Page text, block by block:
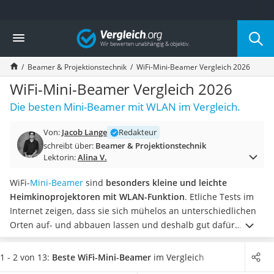
Die beliebtesten Vergleiche nach Kategorie
Elektronik
Powerstation
Monitor 32 Zoll 4K
Fernseher
Drucker
Desktop-PC
Diascanner
Laser-Multifunktionsdrucker
Powerstation mit Solarpanel
Gaming-PC
Soundbar
17-Zoll-Laptop
Satellitenschüssel
Gaming-Headset
Vergleich
Beamer & Projektionstechnik WiFi-Mini-Beamer Vergleich 2026
WiFi-Mini-Beamer Vergleich 2026
Die besten Mini-Beamer mit WLAN im Vergleich.
Von: Jacob Lange
Redakteur
schreibt über: Beamer & Projektionstechnik
Lektorin:Alina V.
WiFi-Mini-Beamer sind besonders kleine und leichte
Heimkinoprojektoren mit WLAN-Funktion. Etliche Tests im
Internet zeigen, dass sie sich mühelos an unterschiedlichen
Orten auf- und abbauen lassen und deshalb gut dafür
geeignet sind, unkompliziertFotos oder Videos vom
Smartphone auf die Leinwand zu werfen.Möchten Sie
1 - 2 von 13: Beste WiFi-Mini-Beamer im Vergleich